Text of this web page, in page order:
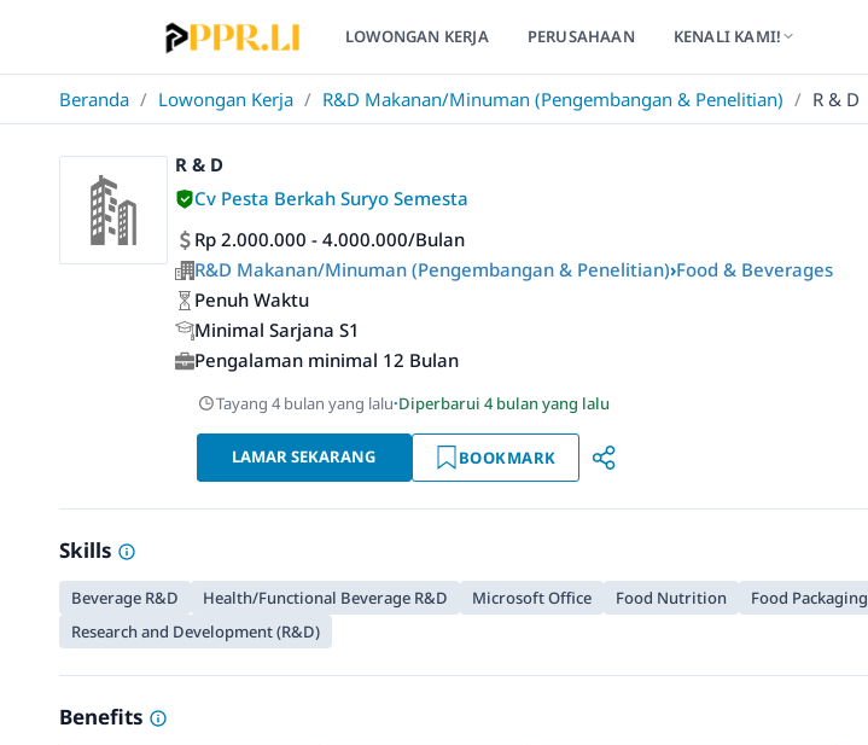
LOWONGAN KERJA PERUSAHAAN KENALI KAMI!
Beranda / Lowongan Kerja / R&D Makanan/Minuman (Pengembangan & Penelitian) / R & D
R & D
Cv Pesta Berkah Suryo Semesta
Rp 2.000.000 - 4.000.000/Bulan
R&D Makanan/Minuman (Pengembangan & Penelitian)›Food & Beverages
Penuh Waktu
Minimal Sarjana S1
Pengalaman minimal 12 Bulan
Tayang 4 bulan yang lalu·Diperbarui 4 bulan yang lalu
LAMAR SEKARANG BOOKMARK
Skills
Beverage R&D Health/Functional Beverage R&D Microsoft Office Food Nutrition
Food Packaging
Research and Development (R&D)
Benefits